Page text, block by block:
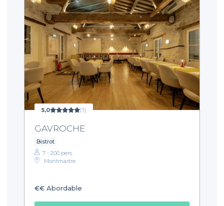
5,0 (1)
GAVROCHE
Bistrot
7 - 200 pers.
Montmartre
€€ Abordable